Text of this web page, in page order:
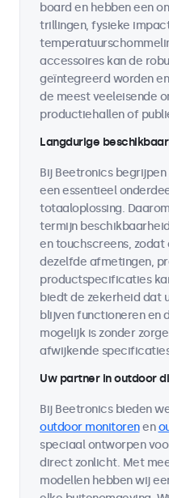
board en hebben een
trillingen, fysieke
accessoires kan de
geïntegreerd worden
de meest veeleisende
productiehallen of
Langdurige
Bij Beetronics
een essentieel
totaaloplossing.
termijn
en touchscreens,
dezelfde afmetingen,
productspecificaties
biedt de zekerheid dat
blijven functioneren en
mogelijk is zonder
afwijkende
Uw partner in outdoor
Bij Beetronics bieden
outdoor monitorenen
speciaal ontworpen
direct zonlicht. Met
modellen hebben wij